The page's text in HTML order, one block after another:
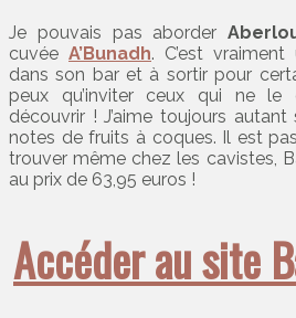
Je pouvais pas aborder
cuvée A’Bunadh. C’est
dans son bar et à sortir pour
peux qu’inviter ceux qui ne le
découvrir ! J’aime toujours
notes de fruits à coques. Il est
trouver même chez les cavistes,
au prix de 63,95 euros !
Accéder au site